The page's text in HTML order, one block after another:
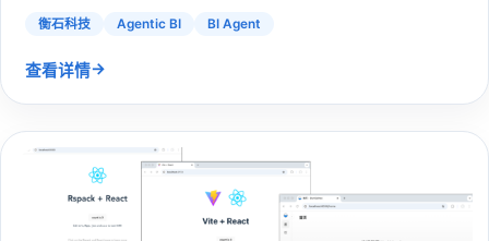
衡石科技 Agentic BI BI Agent
查看详情→